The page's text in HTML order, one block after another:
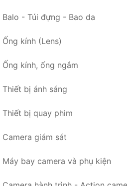
Balo - Túi đựng - Bao da
Ống kính (Lens)
Ống kính, ống ngắm
Thiết bị ánh sáng
Thiết bị quay phim
Camera giám sát
Máy bay camera và phụ kiện